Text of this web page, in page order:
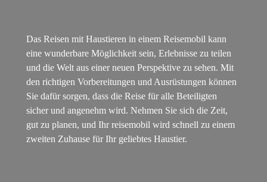
Das Reisen mit Haustieren in einem Reisemobil kann
eine wunderbare Möglichkeit sein, Erlebnisse zu teilen
und die Welt aus einer neuen Perspektive zu sehen. Mit
den richtigen Vorbereitungen und Ausrüstungen können
Sie dafür sorgen, dass die Reise für alle Beteiligten
sicher und angenehm wird. Nehmen Sie sich die Zeit,
gut zu planen, und Ihr reisemobil wird schnell zu einem
zweiten Zuhause für Ihr geliebtes Haustier.